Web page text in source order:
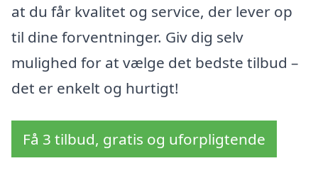
at du får kvalitet og service, der lever op
til dine forventninger. Giv dig selv
mulighed for at vælge det bedste tilbud –
det er enkelt og hurtigt!
Få 3 tilbud, gratis og uforpligtende